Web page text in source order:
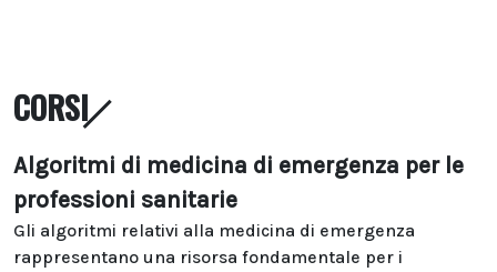
CORSI
Algoritmi di medicina di emergenza per le
professioni sanitarie
Gli algoritmi relativi alla medicina di emergenza
rappresentano una risorsa fondamentale per i